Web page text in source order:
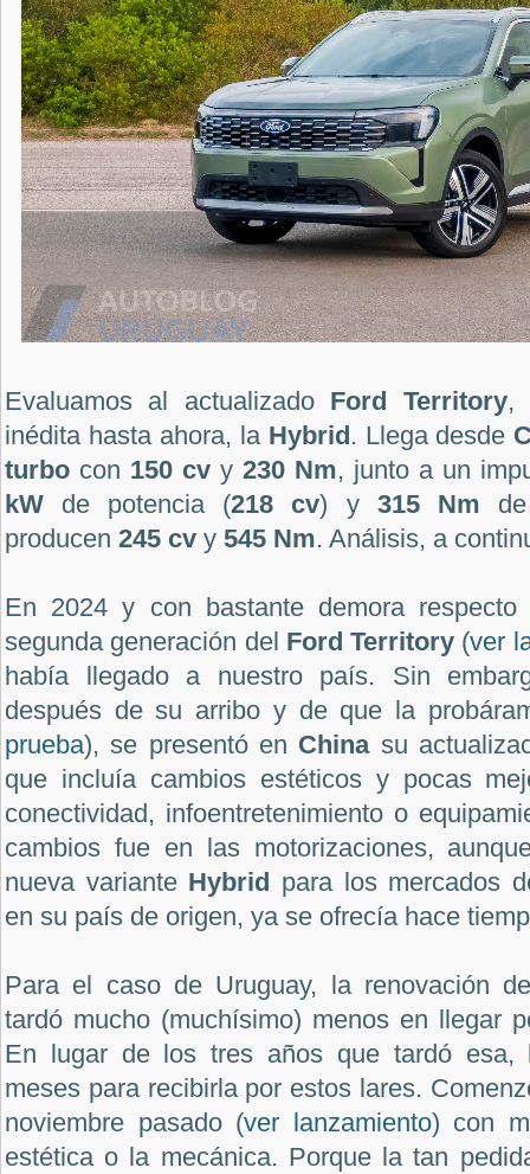
Evaluamos al actualizado Ford Territory,
inédita hasta ahora, la Hybrid. Llega desde
turbo con 150 cv y 230 Nm, junto a un
kW de potencia (218 cv) y 315 Nm
producen 245 cv y 545 Nm. Análisis, a
En 2024 y con bastante demora
segunda generación del Ford Territory (ver
había llegado a nuestro país. Sin
después de su arribo y de que la
prueba), se presentó en Chinasu
que incluía cambios estéticos y pocas
conectividad, infoentretenimiento o
cambios fue en las motorizaciones,
nueva variante Hybrid para los mercados
en su país de origen, ya se ofrecía hace
Para el caso de Uruguay, la renovación
tardó mucho (muchísimo) menos en llegar
En lugar de los tres años que tardó esa,
meses para recibirla por estos lares.
noviembre pasado (ver lanzamiento) con
estética o la mecánica. Porque la tan